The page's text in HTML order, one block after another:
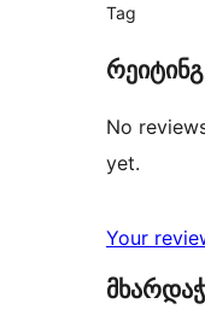
Tag
No
yet.
Your